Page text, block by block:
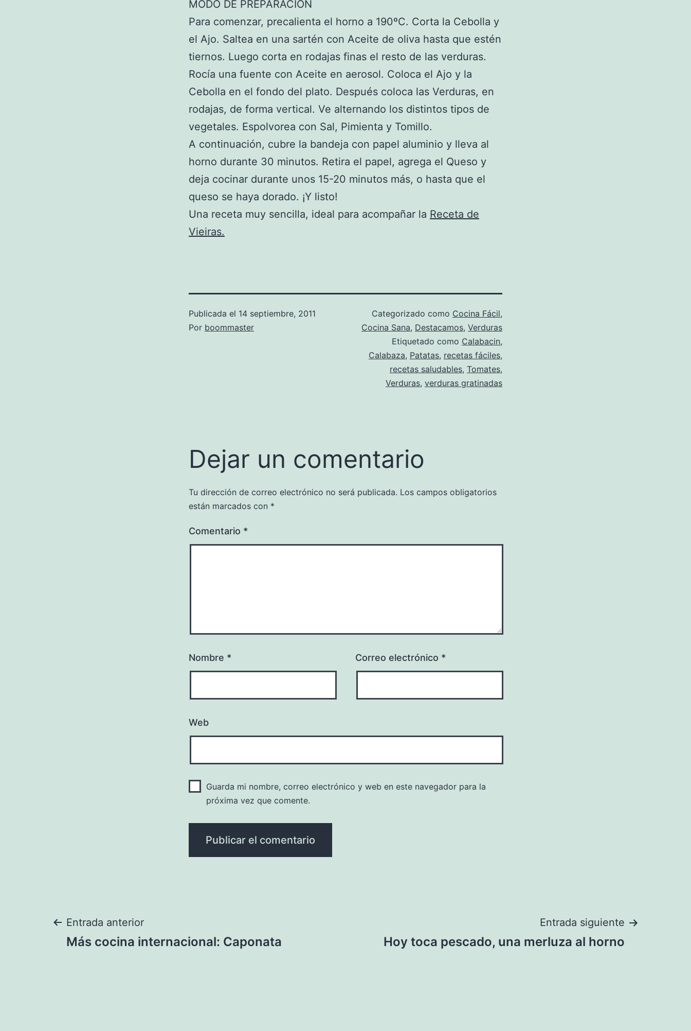
MODO DE PREPARACIÓN
Para comenzar, precalienta el horno a 190ºC. Corta la Cebolla y
el Ajo. Saltea en una sartén con Aceite de oliva hasta que estén
tiernos. Luego corta en rodajas finas el resto de las verduras.
Rocía una fuente con Aceite en aerosol. Coloca el Ajo y la
Cebolla en el fondo del plato. Después coloca las Verduras, en
rodajas, de forma vertical. Ve alternando los distintos tipos de
vegetales. Espolvorea con Sal, Pimienta y Tomillo.
A continuación, cubre la bandeja con papel aluminio y lleva al
horno durante 30 minutos. Retira el papel, agrega el Queso y
deja cocinar durante unos 15-20 minutos más, o hasta que el
queso se haya dorado. ¡Y listo!
Una receta muy sencilla, ideal para acompañar la Receta de
Vieiras.
Publicada el 14 septiembre, 2011
Por boommaster
Categorizado como Cocina Fácil,
Cocina Sana, Destacamos, Verduras
Etiquetado como Calabacin,
Calabaza, Patatas, recetas fáciles,
recetas saludables, Tomates,
Verduras, verduras gratinadas
Dejar un comentario
Tu dirección de correo electrónico no será publicada. Los campos obligatorios
están marcados con *
Comentario *
Nombre * Correo electrónico *
Web
Guarda mi nombre, correo electrónico y web en este navegador para la
próxima vez que comente.
Navegación
Entrada anterior
Más cocina internacional: Caponata
Entrada siguiente
Hoy toca pescado, una merluza al horno